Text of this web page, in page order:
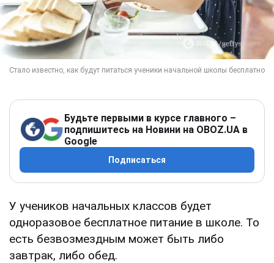
Будьте первыми в курсе главного –
подпишитесь на Новини на OBOZ.UA в
Google
Подписаться
У учеников начальных классов будет
одноразовое бесплатное питание в школе. То
есть безвозмездным может быть либо
завтрак, либо обед.